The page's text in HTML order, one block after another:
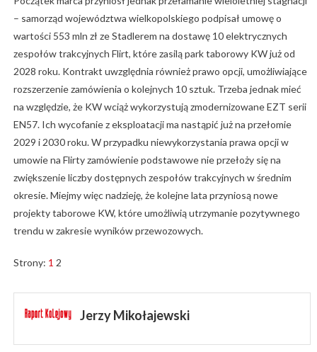
– samorząd województwa wielkopolskiego podpisał umowę o
wartości 553 mln zł ze Stadlerem na dostawę 10 elektrycznych
zespołów trakcyjnych Flirt, które zasilą park taborowy KW już od
2028 roku. Kontrakt uwzględnia również prawo opcji, umożliwiające
rozszerzenie zamówienia o kolejnych 10 sztuk. Trzeba jednak mieć
na względzie, że KW wciąż wykorzystują zmodernizowane EZT serii
EN57. Ich wycofanie z eksploatacji ma nastąpić już na przełomie
2029 i 2030 roku. W przypadku niewykorzystania prawa opcji w
umowie na Flirty zamówienie podstawowe nie przełoży się na
zwiększenie liczby dostępnych zespołów trakcyjnych w średnim
okresie. Miejmy więc nadzieję, że kolejne lata przyniosą nowe
projekty taborowe KW, które umożliwią utrzymanie pozytywnego
trendu w zakresie wyników przewozowych.
Strony: 1 2
Jerzy Mikołajewski